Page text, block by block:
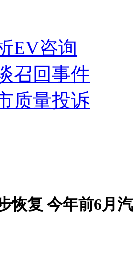
EV咨询
召回事件
质量投诉
恢复 今年前6月